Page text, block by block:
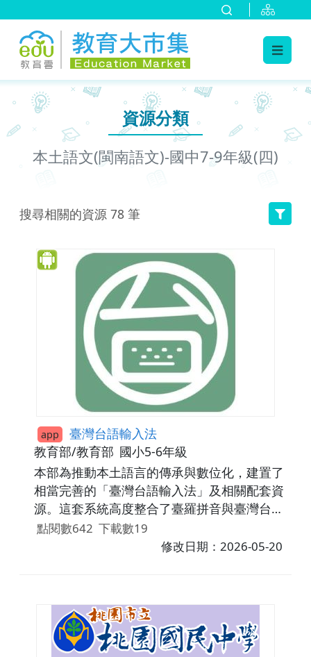
資源分類
本土語文(閩南語文)-國中7-9年級(四)
搜尋相關的資源 78 筆
app 臺灣台語輸入法
教育部/教育部 國小5-6年級
本部為推動本土語言的傳承與數位化，建置了
相當完善的「臺灣台語輸入法」及相關配套資
源。這套系統高度整合了臺羅拼音與臺灣台語
漢字，使用者只需輸入拼音，系統便能智慧化
地提供準確的漢字供選取。除了基礎的打字功
點閱數642 下載數19
修改日期：2026-05-20